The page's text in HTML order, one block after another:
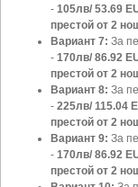
- 105лв/ 53.69
престой от 2
Вариант 7: За
- 170лв/ 86.92
престой от 2
Вариант 8: За
- 225лв/ 115.04
престой от 2
Вариант 9: За
- 170лв/ 86.92
престой от 2